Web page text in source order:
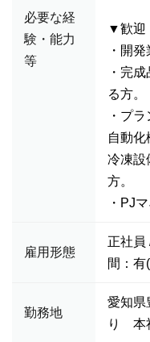
必要な経
験・能力
等
▼歓迎
・開
・完
る方。
・プ
自動
冷凍設
方。
・PJ
雇用形態
正社員
間：有
勤務地
愛知県
り 本